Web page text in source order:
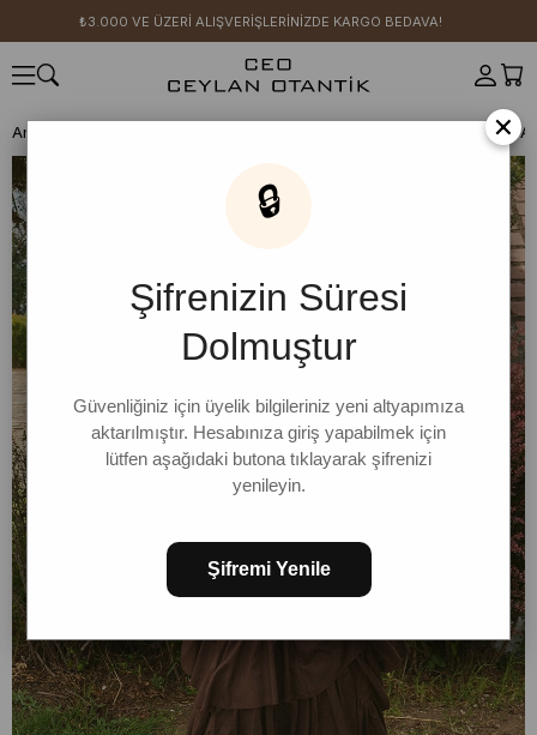
₺3.000 VE ÜZERİ ALIŞVERİŞLERİNİZDE KARGO BEDAVA!
Anasayfa Etek×
🔒
Şifrenizin Süresi
Dolmuştur
Güvenliğiniz için üyelik bilgileriniz yeni altyapımıza
aktarılmıştır. Hesabınıza giriş yapabilmek için
lütfen aşağıdaki butona tıklayarak şifrenizi
yenileyin.
Şifremi Yenile